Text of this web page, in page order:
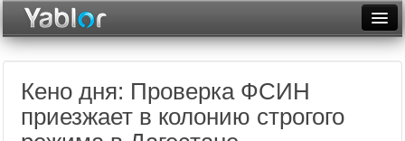
Неделя
Месяц
Кено дня: Проверка ФСИН
приезжает в колонию строгого